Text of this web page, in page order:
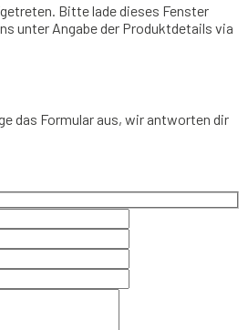
Bitte lade dieses Fenster
unter Angabe der Produktdetails via
das Formular aus, wir antworten dir